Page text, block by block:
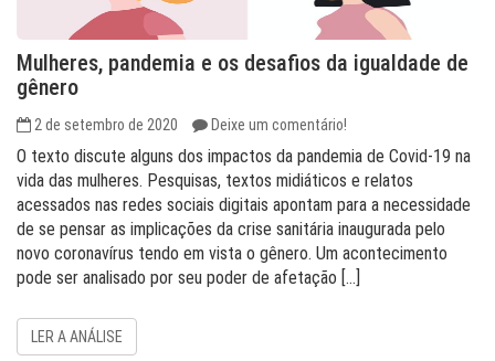
Mulheres, pandemia e os desafios da igualdade de
gênero
2 de setembro de 2020 Deixe um comentário!
O texto discute alguns dos impactos da pandemia de Covid-19 na
vida das mulheres. Pesquisas, textos midiáticos e relatos
acessados nas redes sociais digitais apontam para a necessidade
de se pensar as implicações da crise sanitária inaugurada pelo
novo coronavírus tendo em vista o gênero. Um acontecimento
pode ser analisado por seu poder de afetação […]
LER A ANÁLISE